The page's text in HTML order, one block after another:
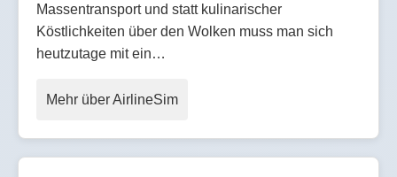
Massentransport und statt kulinarischer
Köstlichkeiten über den Wolken muss man sich
heutzutage mit ein…
Mehr über AirlineSim